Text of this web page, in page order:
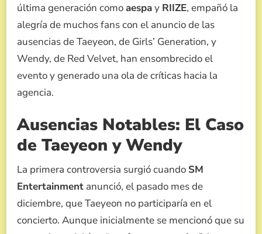
última generación comoaespay RIIZE, empañó la
alegría de muchos fans con el anuncio de las
ausencias de Taeyeon, de Girls’ Generation, y
Wendy, de Red Velvet, han ensombrecido el
evento y generado una ola de críticas hacia la
agencia.
Ausencias Notables: El Caso
de Taeyeon y Wendy
La primera controversia surgió cuando SM
Entertainment anunció, el pasado mes de
diciembre, que Taeyeon no participaría en el
concierto. Aunque inicialmente se mencionó que su